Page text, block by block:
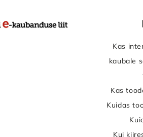
Kas
kaubale
Kas
Kuidas
Kui